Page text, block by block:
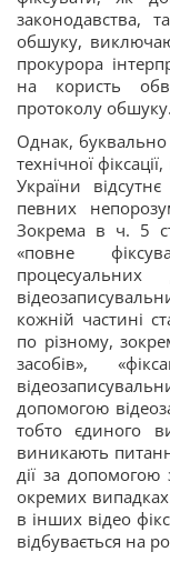
законодавства,
обшуку,
прокурора
на користь
протоколу обшуку.
Однак, буквально
технічної
України
певних
Зокрема в ч. 5
«повне
кожній частині
по різному,
засобів»,
допомогою
тобто єдиного
виникають
дії за допомогою
окремих
в інших відео
відбувається на